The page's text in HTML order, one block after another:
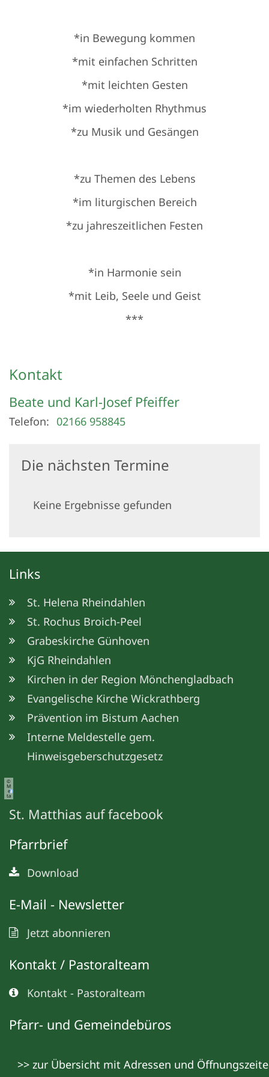
*in Bewegung kommen
*mit einfachen Schritten
*mit leichten Gesten
*im wiederholten Rhythmus
*zu Musik und Gesängen
*zu Themen des Lebens
*im liturgischen Bereich
*zu jahreszeitlichen Festen
*in Harmonie sein
*mit Leib, Seele und Geist
***
Kontakt
Beate und Karl-JosefPfeiffer
Telefon: 02166 958845
Die nächsten Termine
Keine Ergebnisse gefunden
Links
St. Helena Rheindahlen
St. Rochus Broich-Peel
Grabeskirche Günhoven
KjG Rheindahlen
Kirchen in der Region Mönchengladbach
Evangelische Kirche Wickrathberg
Prävention im Bistum Aachen
Interne Meldestelle gem.
Hinweisgeberschutzgesetz
©
M
e
ta
St. Matthias auf facebook
Pfarrbrief
Download
E-Mail - Newsletter
Jetzt abonnieren
Kontakt / Pastoralteam
Kontakt - Pastoralteam
Pfarr- und Gemeindebüros
>> zur Übersicht mit Adressen und